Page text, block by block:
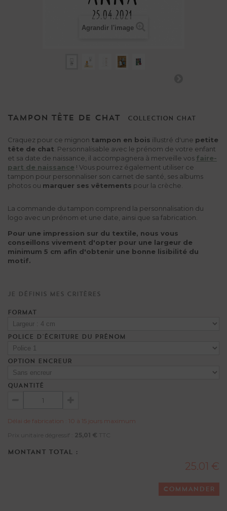
Agrandir l'image
TAMPON TÊTE DE CHAT COLLECTION CHAT
Craquez pour ce mignon tampon en bois illustré d'une petite
tête de chat . Personnalisable avec le prénom de votre enfant
et sa date de naissance, il accompagnera à merveille vos faire-
part de naissance ! Vous pourrez également utiliser ce
tampon pour personnaliser son carnet de santé, ses albums
photos ou marquer ses vêtements pour la crèche.
La commande du tampon comprend la personnalisation du
logo avec un prénom et une date, ainsi que sa fabrication.
Pour une impression sur du textile, nous vous
conseillons vivement d'opter pour une largeur de
minimum 5 cm afin d'obtenir une bonne lisibilité du
motif.
Je définis mes critères
FORMAT
POLICE D'ÉCRITURE DU PRÉNOM
OPTION ENCREUR
QUANTITÉ
Délai de fabrication : 10 à 15 jours maximum
Prix unitaire dégressif : 25,01 € TTC
MONTANT TOTAL :
25.01 €
COMMANDER